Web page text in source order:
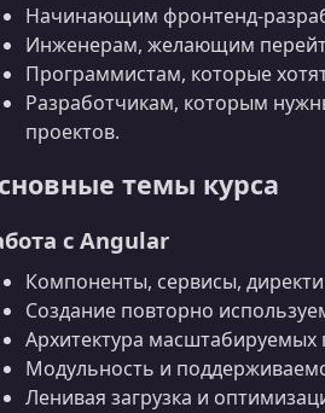
Начинающим
Инженерам, желающим
Программистам, которые
Разработчикам, которым
проектов.
темы курса
с Angular
Компоненты, сервисы,
Создание повторно
Архитектура
Модульность и
Ленивая загрузка и